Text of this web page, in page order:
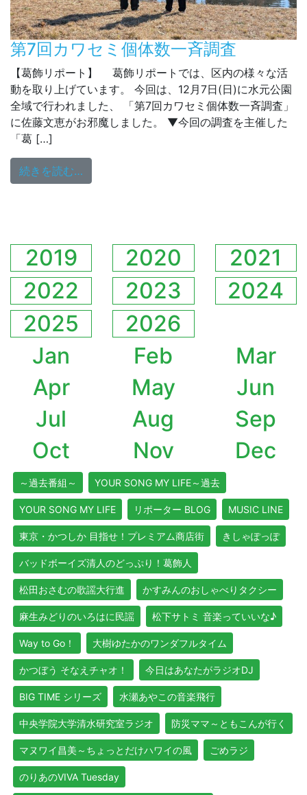
第7回カワセミ個体数一斉調査
【葛飾リポート】 葛飾リポートでは、区内の様々な活
動を取り上げています。 今回は、12月7日(日)に水元公園
全域で行われました、 「第7回カワセミ個体数一斉調査」
に佐藤文恵がお邪魔しました。 ▼今回の調査を主催した
「葛 […]
続きを読む…
2019 2020
2021
2022
2023
2024
2025
2026
Jan
Feb
Mar
Apr
May
Jun
Jul
Aug
Sep
Oct
Nov Dec
～過去番組～ YOUR SONG MY LIFE～過去
YOUR SONG MY LIFE リポーター BLOG MUSIC LINE
東京・かつしか 目指せ！プレミアム商店街 きしゃぽっぽ
バッドボーイズ清人のどっぷり！葛飾人
松田おさむの歌謡大行進 かすみんのおしゃべりタクシー
麻生みどりのいろはに民謡 松下サトミ 音楽っていいな♪
Way to Go！ 大樹ゆたかのワンダフルタイム
かつぼう そなえチャオ！ 今日はあなたがラジオDJ
BIG TIME シリーズ 水瀬あやこの音楽飛行
中央学院大学清水研究室ラジオ 防災ママ～ともこんが行く
マヌワイ昌美～ちょっとだけハワイの風 ごめラジ
のりあのVIVA Tuesday